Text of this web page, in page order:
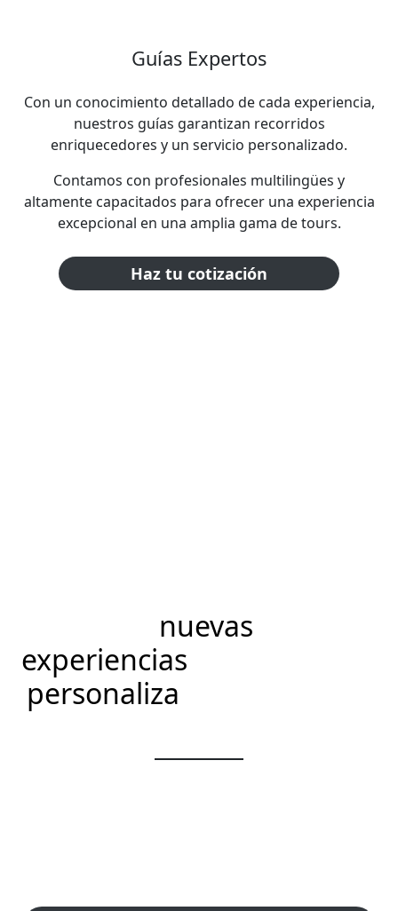
Guías Expertos
Con un conocimiento detallado de cada experiencia,
nuestros guías garantizan recorridos
enriquecedores y un servicio personalizado.
Contamos con profesionales multilingües y
altamente capacitados para ofrecer una experiencia
excepcional en una amplia gama de tours.
Haz tu cotización
nuevas
experiencias
personaliza